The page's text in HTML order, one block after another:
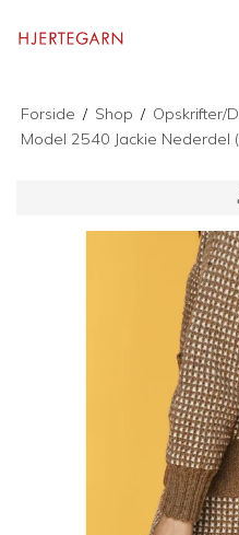
Forside / Shop / Opskrifter/
Model 2540 Jackie Nederdel